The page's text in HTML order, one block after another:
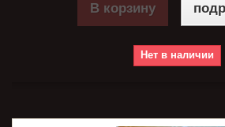
В корзину
Нет в наличии